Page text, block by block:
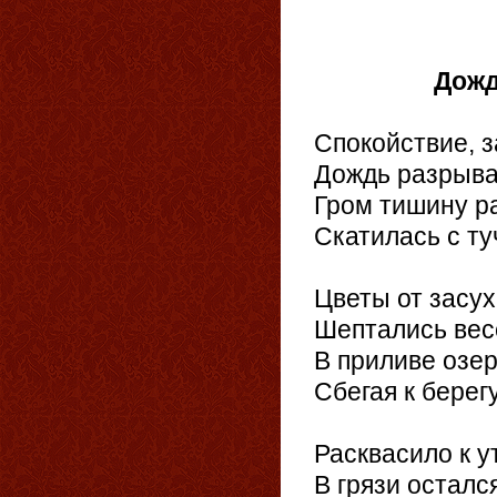
Спокойствие,
Дождь
Гром тишину
Скатилась с
Цветы от
Шептались
В приливе
Сбегая к
Расквасило к
В грязи